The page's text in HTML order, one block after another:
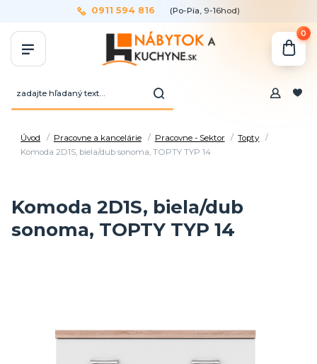
0911 594 816 (Po-Pia, 9-16hod)
0
Úvod Pracovne a kancelárie Pracovne - Sektor
Topty
Komoda 2D1S, biela/dub sonoma, TOPTY TYP 14
Komoda 2D1S, biela/dub
sonoma, TOPTY TYP 14